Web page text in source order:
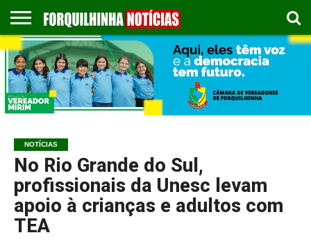
COLUNISTAS
EMPREGOS
ESPORTES
PUBLICAÇÃO
LEGAL
GASTRONOMIA
CONTATO
NOTÍCIAS
No Rio Grande do Sul,
profissionais da Unesc levam
apoio à crianças e adultos com
TEA